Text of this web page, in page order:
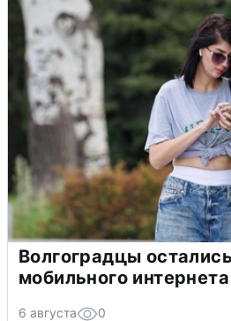
Волгоградцы
мобильного интернета
6 августа 0